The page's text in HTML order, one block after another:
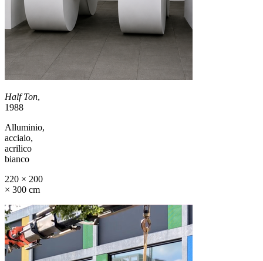
Half Ton,
1988
Alluminio,
acciaio,
acrilico
bianco
220 × 200
× 300 cm